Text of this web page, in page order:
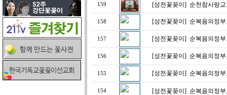
159 [성전꽃꽂이] 순천참사랑
158 [성전꽃꽂이] 순복음의정
157 [성전꽃꽂이] 순복음의정
156 [성전꽃꽂이] 순복음의정
155 [성전꽃꽂이] 순복음의정
154 [성전꽃꽂이] 순복음의정